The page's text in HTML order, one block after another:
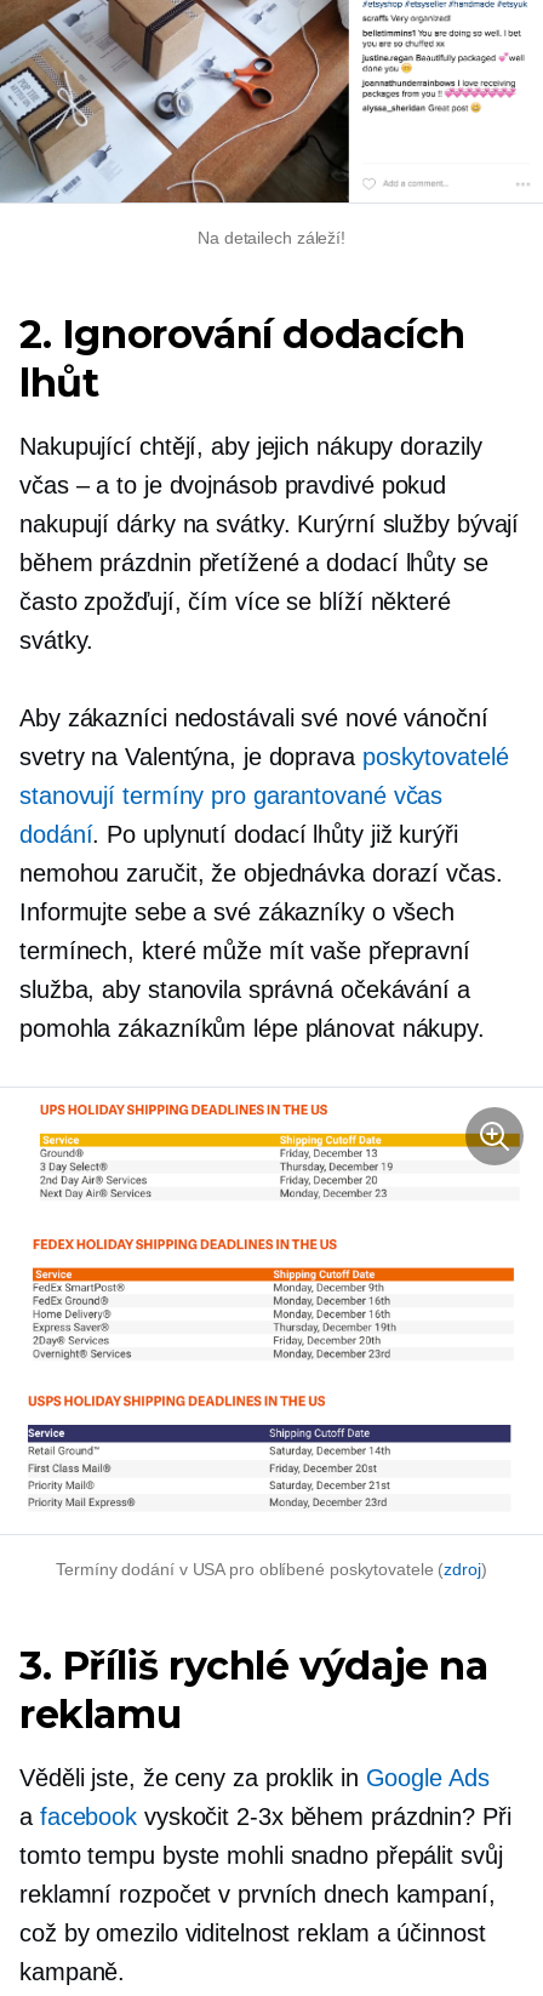
Na detailech záleží!
2. Ignorování dodacích
lhůt
Nakupující chtějí, aby jejich nákupy dorazily
včas – a to je dvojnásob pravdivépokud
nakupují dárky na svátky. Kurýrní služby bývají
během prázdnin přetížené a dodací lhůty se
často zpožďují, čím více se blíží některé
svátky.
Aby zákazníci nedostávali své nové vánoční
svetry na Valentýna, je doprava poskytovatelé
stanovují termíny pro garantované včas
dodání. Po uplynutí dodací lhůty již kurýři
nemohou zaručit, že objednávka dorazí včas.
Informujte sebe a své zákazníky o všech
termínech, které může mít vaše přepravní
služba, aby stanovila správná očekávání a
pomohla zákazníkům lépe plánovat nákupy.
Termíny dodání v USA pro oblíbené poskytovatele (zdroj)
3. Příliš rychlé výdaje na
reklamu
Věděli jste, žeceny za proklikin Google Ads
a facebook vyskočit 2-3xběhem prázdnin? Při
tomto tempu byste mohli snadno přepálit svůj
reklamní rozpočet v prvních dnech kampaní,
což by omezilo viditelnost reklam a účinnost
kampaně.